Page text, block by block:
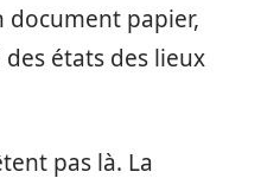
document papier,
états des lieux
pas là. La